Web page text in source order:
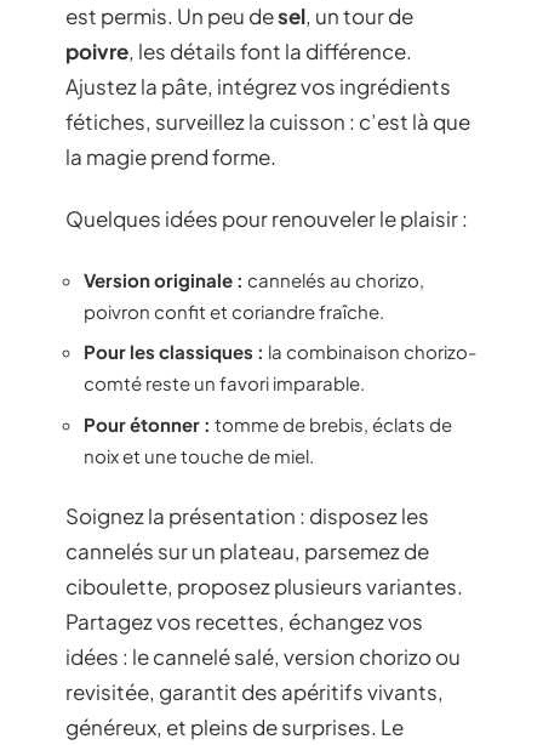
est permis. Un peu desel, un tour de
poivre, les détails font la différence.
Ajustez la pâte, intégrez vos ingrédients
fétiches, surveillez la cuisson : c’est là que
la magie prend forme.
Quelques idées pour renouveler le plaisir :
Version originale : cannelés au chorizo,
poivron confit et coriandre fraîche.
Pour les classiques : la combinaison chorizo-
comté reste un favori imparable.
Pour étonner : tomme de brebis, éclats de
noix et une touche de miel.
Soignez la présentation : disposez les
cannelés sur un plateau, parsemez de
ciboulette, proposez plusieurs variantes.
Partagez vos recettes, échangez vos
idées : le cannelé salé, version chorizo ou
revisitée, garantit des apéritifs vivants,
généreux, et pleins de surprises. Le